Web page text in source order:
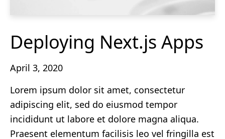
Deploying Next.js Apps
April 3, 2020
Lorem ipsum dolor sit amet, consectetur
adipiscing elit, sed do eiusmod tempor
incididunt ut labore et dolore magna aliqua.
Praesent elementum facilisis leo vel fringilla est